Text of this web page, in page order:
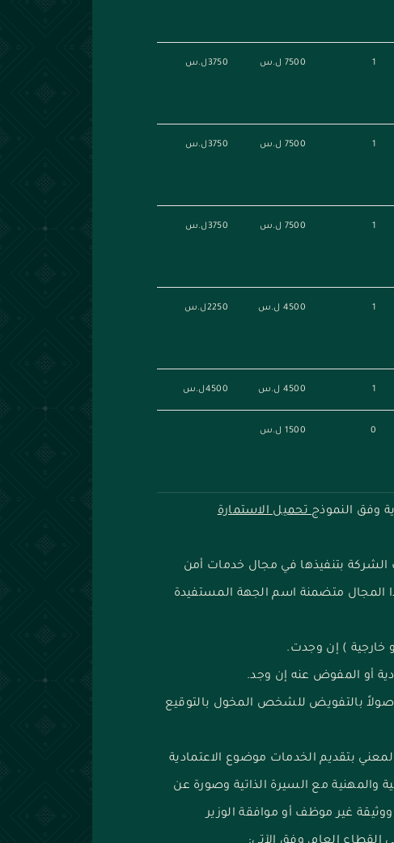
1 7500 ل.س 3750ل.س
1 7500 ل.س 3750ل.س
1 7500 ل.س 3750ل.س
1 4500 ل.س 2250ل.س
1 4500 ل.س 4500ل.س
0 1500 ل.س
وفق النموذجتحميل الاستمارة
بتنفيذها في مجال خدمات أمن
المجال متضمنة اسم الجهة المستفيدة
خارجية ) إن وجدت.
أو المفوض عنه إن وجد.
بالتفويض للشخص المخول بالتوقيع
بتقديم الخدمات موضوع الاعتمادية
والمهنية مع السيرة الذاتية وصورة عن
غير موظف أو موافقة الوزير